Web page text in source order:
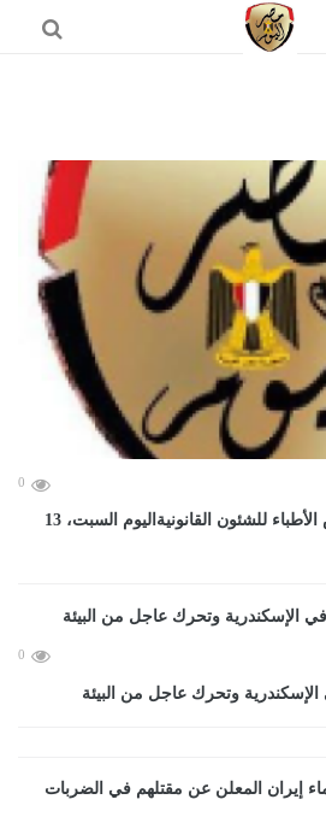
0
وكيل صحة الفيوم تحيل بعض الأطباء للشئون القانونيةاليوم السبت، 13
0
وتحرك عاجل من البيئة